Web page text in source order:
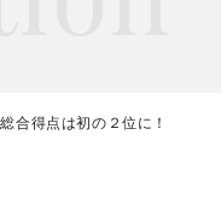
合得点は初の２位に！